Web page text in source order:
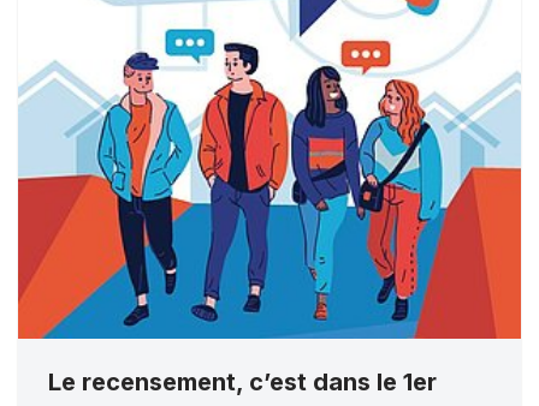
Le recensement, c’est dans le 1er